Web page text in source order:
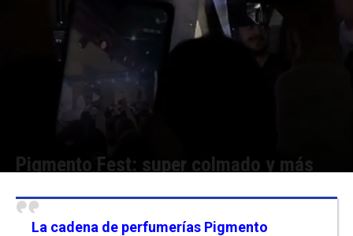
Pigmento Fest: super colmado y más
La cadena de perfumerías Pigmento